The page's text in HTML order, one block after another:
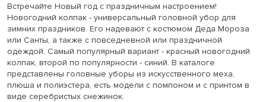
Встречайте Новый год с праздничным настроением!
Новогодний колпак - универсальный головной убор для
зимних праздников. Его надевают с костюмом Деда Мороза
или Санты, а также с повседневной или праздничной
одеждой. Самый популярный вариант - красный новогодний
колпак, второй по популярности - синий. В каталоге
представлены головные уборы из искусственного меха,
плюша и полиэстера, есть модели с помпоном и с принтом в
виде серебристых снежинок.